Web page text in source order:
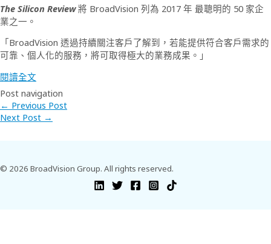
The Silicon Review將 BroadVision 列為 2017 年 最聰明的 50 家企
業之一。
「BroadVision 透過持續關注客戶了解到，若能提供符合客戶需求的
可靠、個人化的服務，將可取得極大的業務成果。」
閱讀全文
Post navigation
← Previous Post
Next Post →
© 2026 BroadVision Group. All rights reserved.